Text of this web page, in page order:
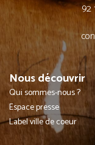
92
Nous découvrir
Qui sommes-nous ?
Espace presse
Label ville de coeur